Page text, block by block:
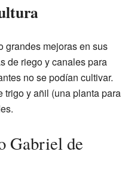
grandes mejoras en sus
de riego y canales para
no se podían cultivar.
trigo y añil (una planta para
Gabriel de